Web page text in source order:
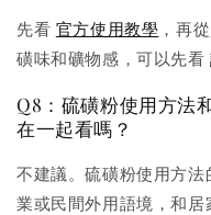
先看 官方使用教學 ，再
磺味和礦物感，可以先看
Q8：硫磺粉使用方法
在一起看嗎？
不建議。硫磺粉使用方
業或民間外用語境，和